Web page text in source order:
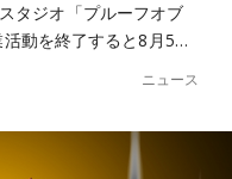
タジオ「プルーフオブ
動を終了すると8月5…
ニュース